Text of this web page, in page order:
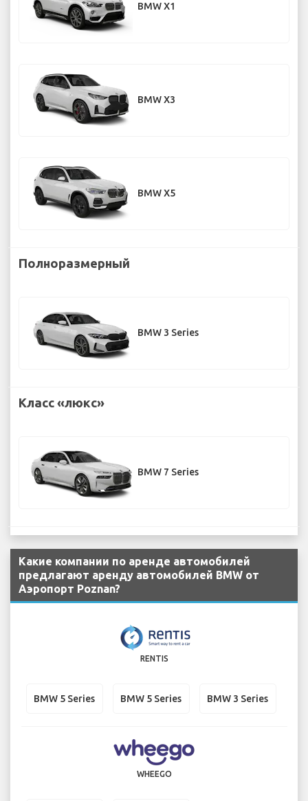
BMW X1
BMW X3
BMW X5
Полноразмерный
BMW 3 Series
Класс «люкс»
BMW 7 Series
Какие компании по аренде автомобилей
предлагают аренду автомобилей BMW от
Аэропорт Poznan?
RENTIS
BMW 5 Series BMW 5 Series BMW 3 Series
WHEEGO